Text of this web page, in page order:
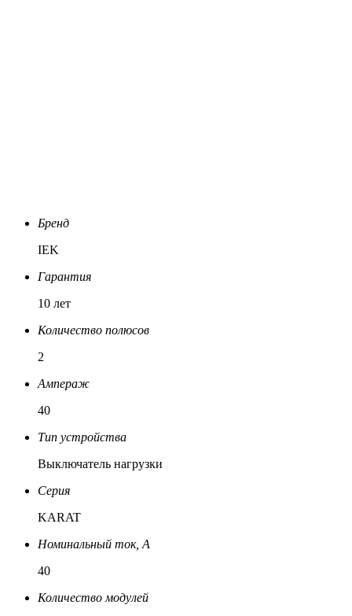
Бренд
IEK
Гарантия
10 лет
Количество полюсов
2
Ампераж
40
Тип устройства
Выключатель нагрузки
Серия
KARAT
Номинальный ток, A
40
Количество модулей